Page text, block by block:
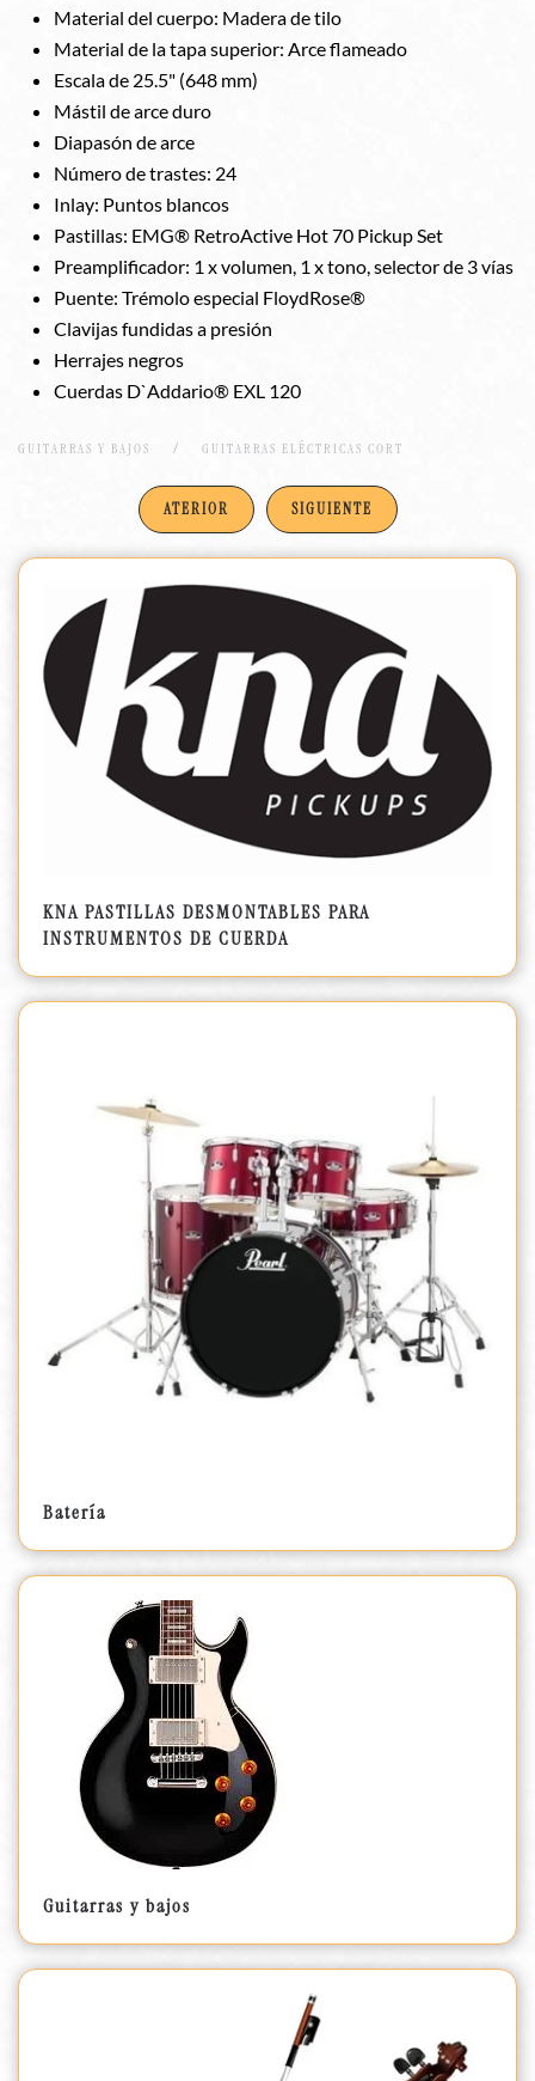
Material del cuerpo: Madera de tilo
Material de la tapa superior: Arce flameado
Escala de 25.5" (648 mm)
Mástil de arce duro
Diapasón de arce
Número de trastes: 24
Inlay: Puntos blancos
Pastillas: EMG® RetroActive Hot 70 Pickup Set
Preamplificador: 1 x volumen, 1 x tono, selector de 3 vías
Puente: Trémolo especial FloydRose®
Clavijas fundidas a presión
Herrajes negros
Cuerdas D`Addario® EXL 120
GUITARRAS Y BAJOS GUITARRAS ELÉCTRICAS CORT
ATERIOR SIGUIENTE
KNA PASTILLAS DESMONTABLES PARA
INSTRUMENTOS DE CUERDA
Batería
Guitarras y bajos